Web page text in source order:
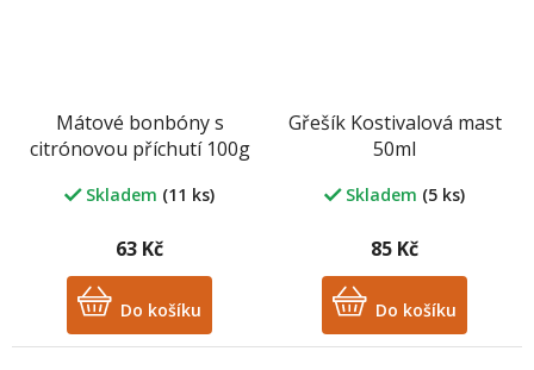
Mátové bonbóny s
citrónovou příchutí 100g
Skladem (11 ks)
63 Kč
Do košíku
Gřešík Kostivalová mast
50ml
Skladem (5 ks)
85 Kč
Do košíku